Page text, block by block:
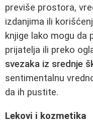
previše prostora,
izdanjima ili
knjige lako mogu da
prijatelja ili preko
svezaka iz srednje
sentimentalnu
da ih pustite.
Lekovi i kozmetika